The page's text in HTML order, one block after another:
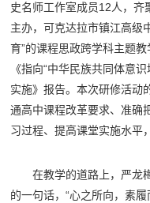
史名师工作室成员12人，齐
主办，可克达拉市镇江高级
育”的课程思政跨学科主题
《指向“中华民族共同体意
实施》报告。本次研修活动
通高中课程改革要求、准确
习过程、提高课堂实施水平
在教学的道路上，严龙
的一句话，“心之所向，素